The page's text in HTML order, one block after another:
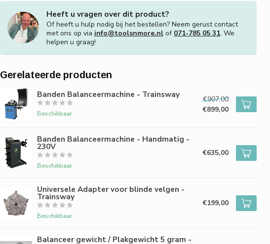
Heeft u vragen over dit product?
Of heeft u hulp nodig bij het bestellen? Neem gerust contact
met ons op via info@toolsnmore.nl of 071-785 05 31. We
helpen u graag!
Gerelateerde producten
Banden Balanceermachine - Trainsway
Beschikbaar
€907,00
€899,00
Banden Balanceermachine - Handmatig -
230V
Beschikbaar
€635,00
Universele Adapter voor blinde velgen -
Trainsway
Beschikbaar
€199,00
Balanceer gewicht / Plakgewicht 5 gram -